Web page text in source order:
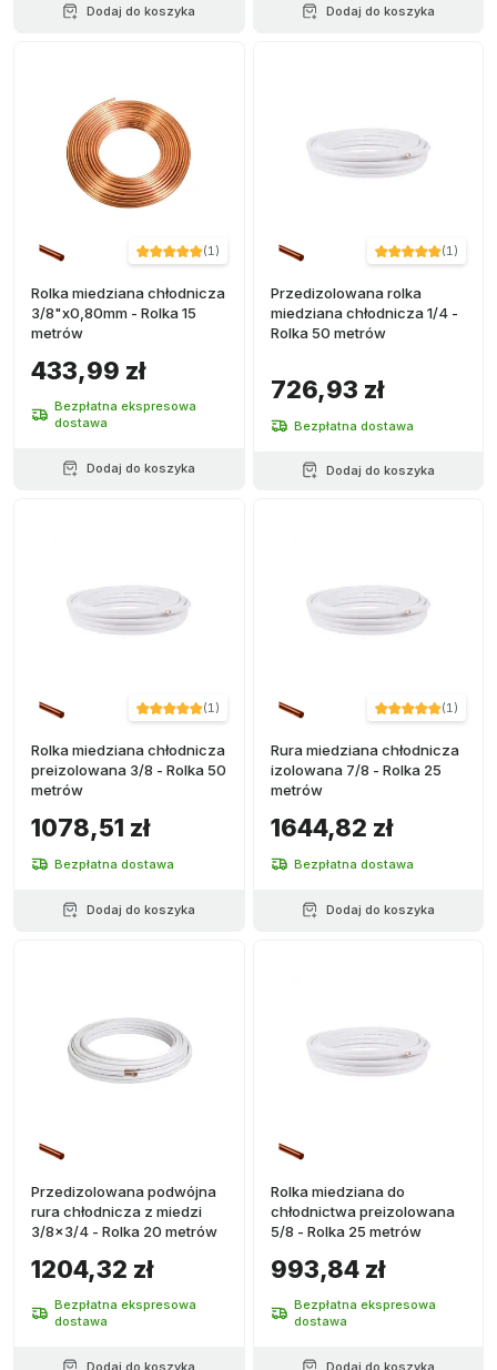
Dodaj do koszyka Dodaj do koszyka
(1)
Rolka miedziana chłodnicza
3/8"x0,80mm - Rolka 15
metrów
433,99 zł
Bezpłatna ekspresowa
dostawa
Dodaj do koszyka
(1)
Przedizolowana rolka
miedziana chłodnicza 1/4 -
Rolka 50 metrów
726,93 zł
Bezpłatna dostawa
Dodaj do koszyka
(1)
Rolka miedziana chłodnicza
preizolowana 3/8 - Rolka 50
metrów
1078,51 zł
Bezpłatna dostawa
Dodaj do koszyka
(1)
Rura miedziana chłodnicza
izolowana 7/8 - Rolka 25
metrów
1644,82 zł
Bezpłatna dostawa
Dodaj do koszyka
Przedizolowana podwójna
rura chłodnicza z miedzi
3/8x3/4 - Rolka 20 metrów
1204,32 zł
Bezpłatna ekspresowa
dostawa
Dodaj do koszyka
Rolka miedziana do
chłodnictwa preizolowana
5/8 - Rolka 25 metrów
993,84 zł
Bezpłatna ekspresowa
dostawa
Dodaj do koszyka